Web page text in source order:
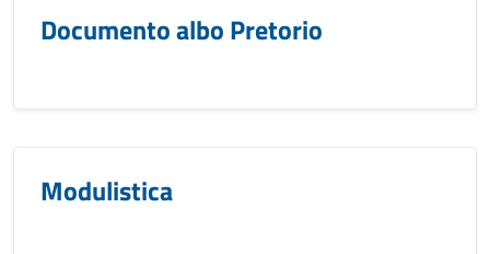
Documento albo Pretorio
Modulistica